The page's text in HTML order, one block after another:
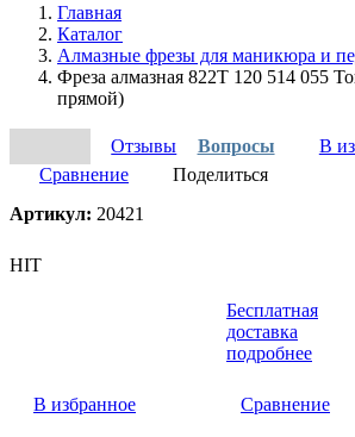
Главная
Каталог
Алмазные фрезы для маникюра и
Фреза алмазная 822Т 120 514 055
прямой)
Отзывы Вопросы
В
Сравнение
Поделиться
Артикул: 20421
HIT
Бесплатная
доставка
подробнее
В избранное Сравнение